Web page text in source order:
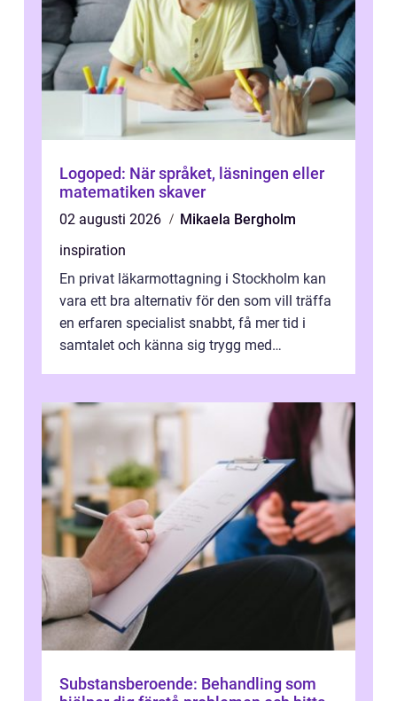
Logoped: När språket, läsningen eller
matematiken skaver
02 augusti 2026
Mikaela Bergholm
inspiration
En privat läkarmottagning i Stockholm kan
vara ett bra alternativ för den som vill träffa
en erfaren specialist snabbt, få mer tid i
samtalet och känna sig trygg med
Substansberoende: Behandling som